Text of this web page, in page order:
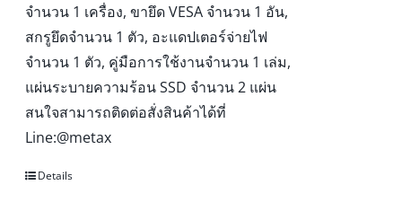
จำนวน 1 เครื่อง, ขายึด VESA จำนวน 1 อัน,
สกรูยึดจำนวน 1 ตัว, อะแดปเตอร์จ่ายไฟ
จำนวน 1 ตัว, คู่มือการใช้งานจำนวน 1 เล่ม,
แผ่นระบายความร้อน SSD จำนวน 2 แผ่น
สนใจสามารถติดต่อสั่งสินค้าได้ที่
Line:@metax
Details